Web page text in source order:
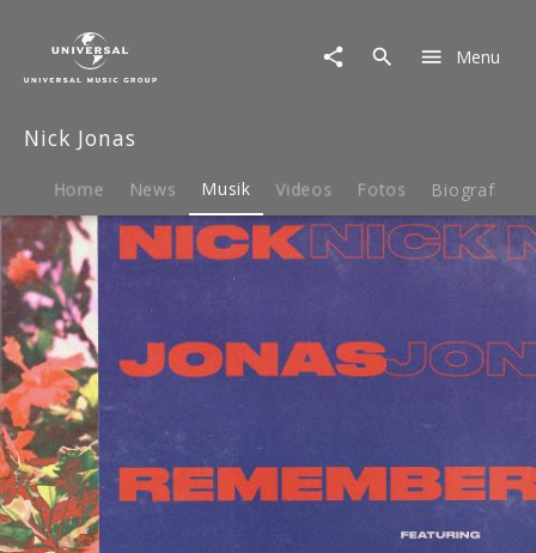
Musik
Remember
You
feat.
Anne-
Marie
and
Mike
Posner
Menu
Nick Jonas
Home News Musik Videos Fotos Biografie